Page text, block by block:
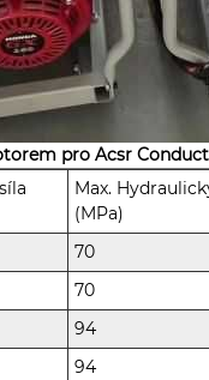
pro Acsr
Max.
(MPa)
70
70
94
94